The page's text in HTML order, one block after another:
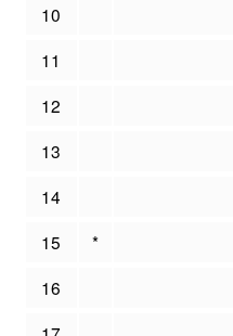
10
11
12
13
14
15
*
16